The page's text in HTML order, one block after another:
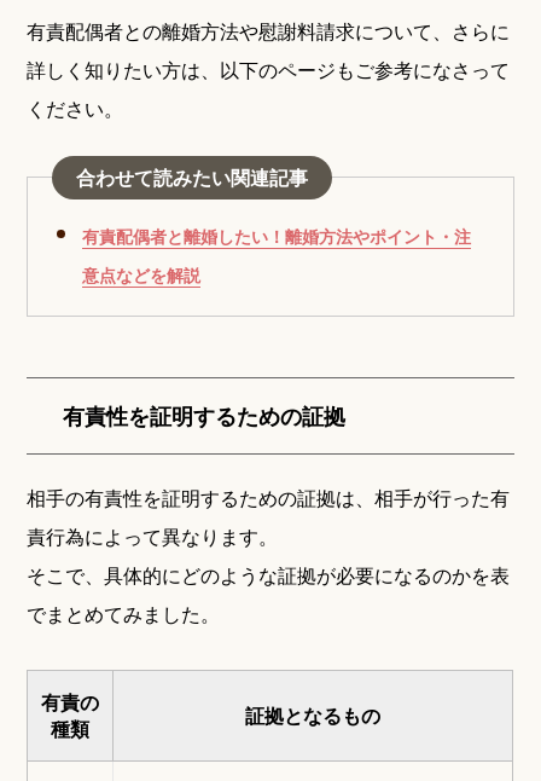
有責配偶者との離婚方法や慰謝料請求について、さらに
詳しく知りたい方は、以下のページもご参考になさって
ください。
合わせて読みたい関連記事
有責配偶者と離婚したい！離婚方法やポイント・注
意点などを解説
有責性を証明するための証拠
相手の有責性を証明するための証拠は、相手が行った有
責行為によって異なります。
そこで、具体的にどのような証拠が必要になるのかを表
でまとめてみました。
有責の
種類
証拠となるもの